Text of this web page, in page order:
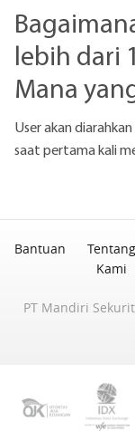
lebih dari
Mana
User akan
saat pertama kali
Bantuan
Tentang
Kami
PT Mandiri